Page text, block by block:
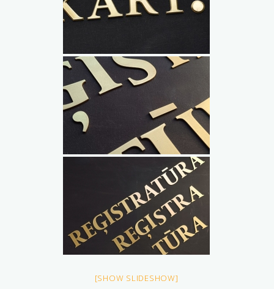
[SHOW SLIDESHOW]